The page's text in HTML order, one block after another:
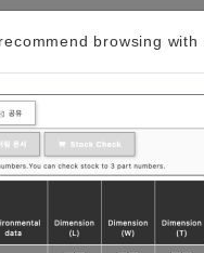
browsing with
・SAW 디바이스…